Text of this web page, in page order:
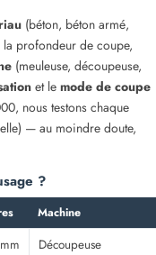
(béton, béton armé,
la profondeur de coupe,
(meuleuse, découpeuse,
et le mode de coupe
nous testons chaque
— au moindre doute,
?
Machine
Découpeuse